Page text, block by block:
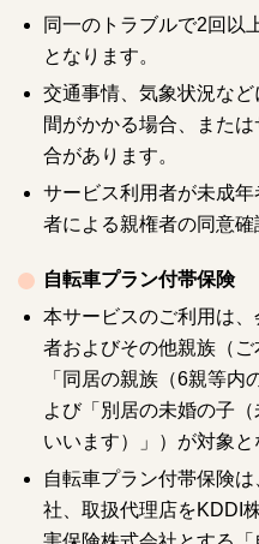
同一のトラブルで2回以
となります。
交通事情、気象状況な
間がかかる場合、また
合があります。
サービス利用者が未成
者による親権者の同意確
自転車プラン付帯保険
本サービスのご利用は
者およびその他親族（
「同居の親族（6親等内
よび「別居の未婚の子
いいます）」）が対象と
自転車プラン付帯保険
社、取扱代理店をKDDI